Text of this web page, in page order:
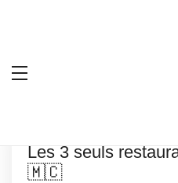
Les 3 seuls
🇲🇨